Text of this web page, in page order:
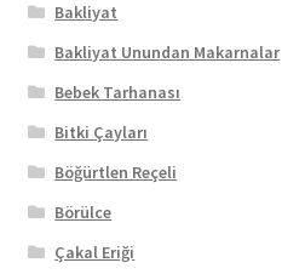
Bakliyat
Bakliyat Unundan Makarnalar
Bebek Tarhanası
Bitki Çayları
Böğürtlen Reçeli
Börülce
Çakal Eriği